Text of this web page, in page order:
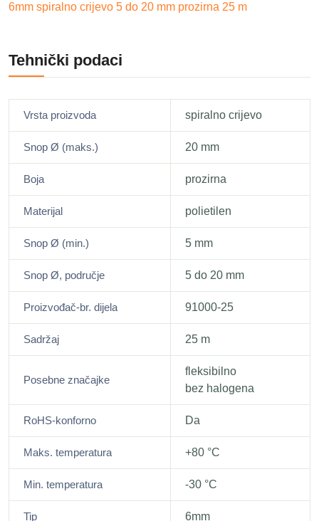
6mm spiralno crijevo 5 do 20 mm prozirna 25 m
Tehnički podaci
Vrsta proizvoda spiralno crijevo
Snop Ø (maks.) 20 mm
Boja prozirna
Materijal polietilen
Snop Ø (min.) 5 mm
Snop Ø, područje 5 do 20 mm
Proizvođač-br. dijela 91000-25
Sadržaj 25 m
Posebne značajke
fleksibilno
bez halogena
RoHS-konforno Da
Maks. temperatura +80 °C
Min. temperatura -30 °C
Tip 6mm